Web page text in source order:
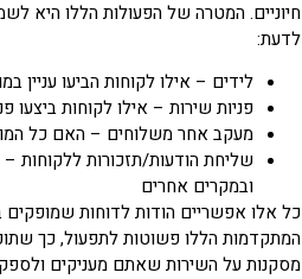
לדעת:
לידים – אילו לקוחות הביעו עניין
פניות שירות – אילו לקוחות
מעקב אחר משלוחים – האם כל
שליחת הודעות/תזכורות ללקוחות
ובמקרים אחרים
מסקנות על השירות שאתם מעניקים